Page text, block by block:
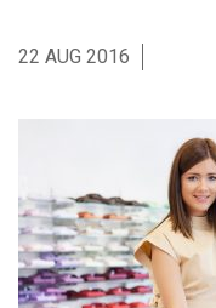
22 AUG 2016